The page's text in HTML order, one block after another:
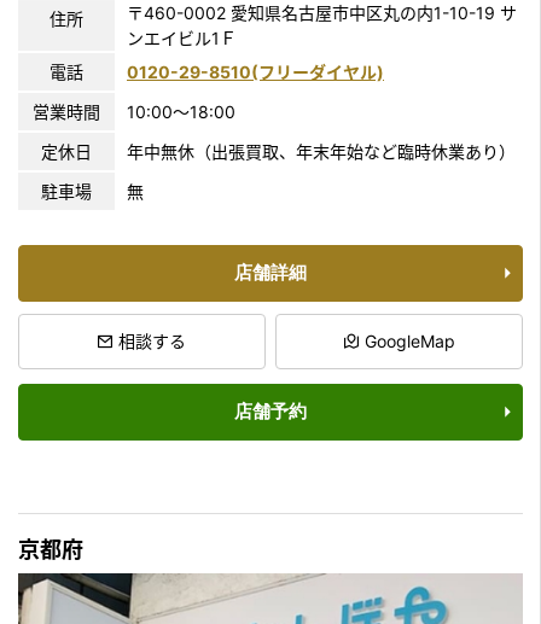
住所
〒460-0002 愛知県名古屋市中区丸の内1-10-19 サ
ンエイビル1Ｆ
電話
0120-29-8510(フリーダイヤル)
営業時間
10:00〜18:00
定休日
年中無休（出張買取、年末年始など臨時休業あり）
駐車場
無
店舗詳細
相談する GoogleMap
店舗予約
京都府